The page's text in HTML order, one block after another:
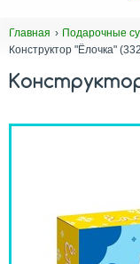
Главная
Подарочные
Конструктор "Ёлочка"